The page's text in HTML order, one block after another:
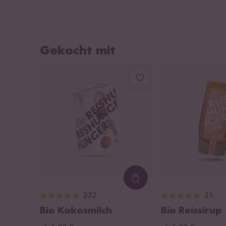
Gekocht mit
Loading...
222
Bio Kokosmilch
21
Bio Reissirup